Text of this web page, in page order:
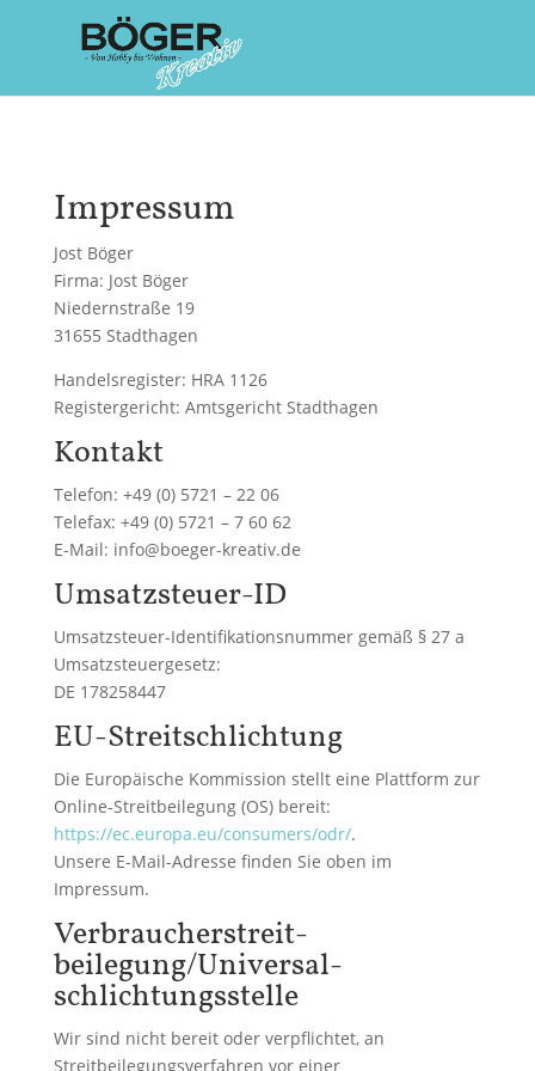
Impressum
Jost Böger
Firma: Jost Böger
Niedernstraße 19
31655 Stadthagen
Handelsregister: HRA 1126
Registergericht: Amtsgericht Stadthagen
Kontakt
Telefon: +49 (0) 5721 – 22 06
Telefax: +49 (0) 5721 – 7 60 62
E-Mail: info@boeger-kreativ.de
Umsatzsteuer-ID
Umsatzsteuer-Identifikationsnummer gemäß § 27 a
Umsatzsteuergesetz:
DE 178258447
EU-Streitschlichtung
Die Europäische Kommission stellt eine Plattform zur
Online-Streitbeilegung (OS) bereit:
https://ec.europa.eu/consumers/odr/.
Unsere E-Mail-Adresse finden Sie oben im
Impressum.
Verbraucher­streit­
beilegung/Universal­
schlichtungs­stelle
Wir sind nicht bereit oder verpflichtet, an
Streitbeilegungsverfahren vor einer